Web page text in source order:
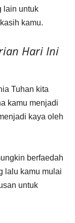
lain untuk
kamu.
Hari Ini
Tuhan kita
kamu menjadi
kaya oleh
berfaedah
lalu kamu mulai
untuk